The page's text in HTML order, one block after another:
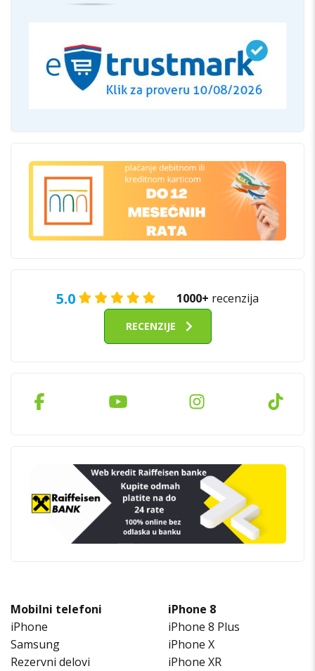
5.0 1000+ recenzija
RECENZIJE
Mobilni telefoni
iPhone
Samsung
Rezervni delovi
iPhone 8
iPhone 8 Plus
iPhone X
iPhone XR